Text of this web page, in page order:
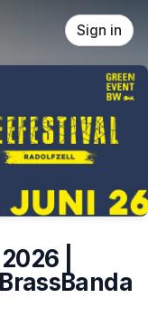
Sign in
|